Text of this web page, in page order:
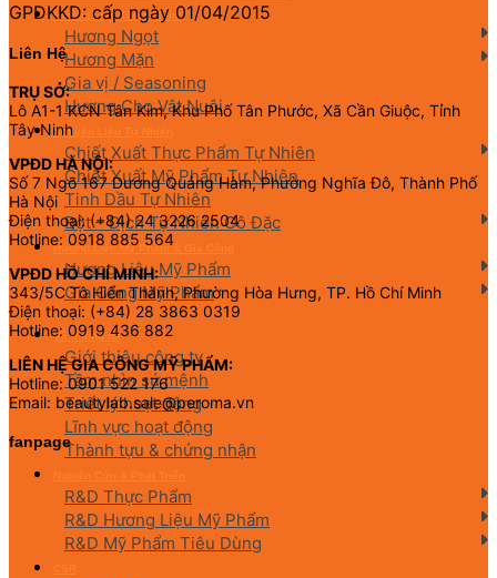
Hương Liệu Thực Phẩm
Hương Ngọt
Hương Mặn
Gia vị / Seasoning
Hương Cho Vật Nuôi
Nguyên Liệu Tự Nhiên
Chiết Xuất Thực Phẩm Tự Nhiên
Chiết Xuất Mỹ Phẩm Tự Nhiên
Tinh Dầu Tự Nhiên
Bột – Dịch Tự Nhiên Cô Đặc
Hương Liệu Mỹ Phẩm & Gia Công
Hương Liệu Mỹ Phẩm
Gia Công Mỹ Phẩm
Về chúng tôi
Giới thiệu công ty
Tầm nhìn sứ mệnh
Triết lý hoạt động
Lĩnh vực hoạt động
Thành tựu & chứng nhận
R&D Thực Phẩm
R&D Hương Liệu Mỹ Phẩm
R&D Mỹ Phẩm Tiêu Dùng
GPDKKD: cấp ngày 01/04/2015
Liên Hệ
TRỤ SỞ:
Lô A1-1 KCN Tân Kim, Khu Phố Tân Phước, Xã Cần Giuộc, Tỉnh
Tây Ninh
VPĐD HÀ NỘI:
Số 7 Ngõ 167 Dương Quảng Hàm, Phường Nghĩa Đô, Thành Phố
Hà Nội
Điện thoại: (+84) 24 3226 2504
Hotline: 0918 885 564
VPĐD HỒ CHÍ MINH:
343/5C Tô Hiến Thành, Phường Hòa Hưng, TP. Hồ Chí Minh
Điện thoại: (+84) 28 3863 0319
Hotline: 0919 436 882
LIÊN HỆ GIA CÔNG MỸ PHẨM:
Hotline: 0901 522 176
Email: beautylab.sale@peroma.vn
fanpage